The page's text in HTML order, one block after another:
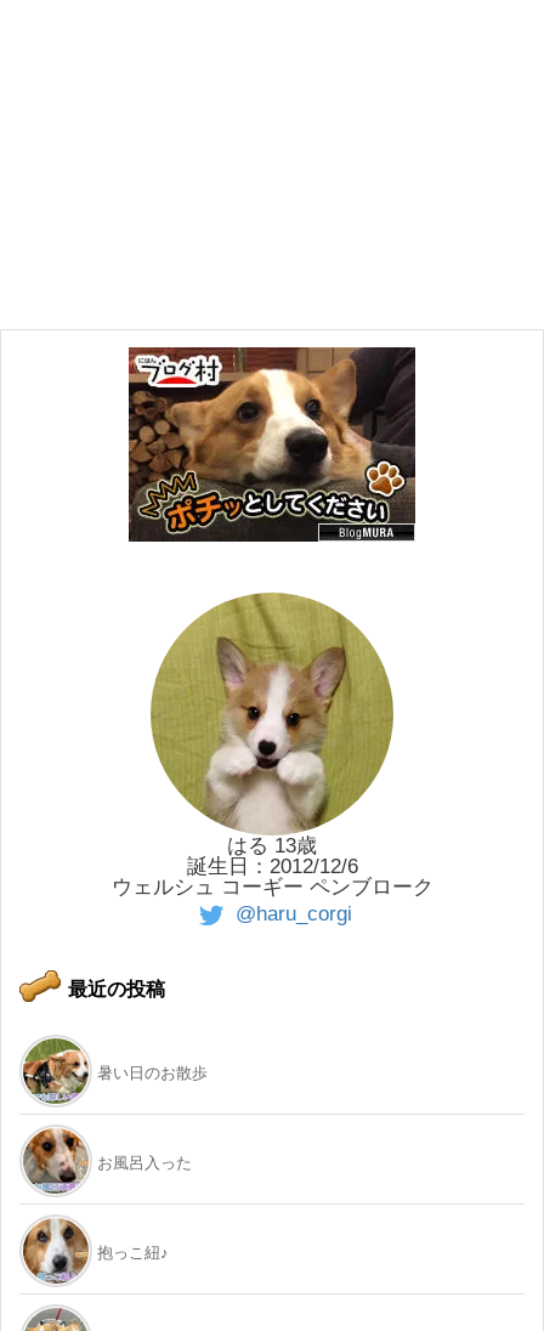
はる 13歳
誕生日：2012/12/6
ウェルシュ コーギー ペンブローク
@haru_corgi
最近の投稿
暑い日のお散歩
お風呂入った
抱っこ紐♪